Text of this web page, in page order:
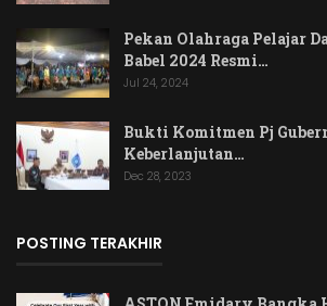
Pekan Olahraga Pelajar
Babel 2024 Resmi…
Jul 24, 2024
Bukti Komitmen Pj
Keberlanjutan…
Dec 28, 2023
POSTING TERAKHIR